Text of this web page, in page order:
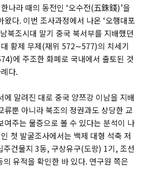
나라 때의 동전인 ‘오수전(五銖錢)’을
왔다. 이번 조사과정에서 나온 ‘오행대포
북조시대 말기 중국 북서부를 지배했던
황제 무제(재위 572∼577)의 치세기
에 주조한 화폐로 국내에서 출토된 것
다.
에 알려진 대로 중국 양쯔강 이남을 지배
류뿐 아니라 북조의 정권과도 상당한 교
여주는 물증으로 볼 수 있다는 분석이 나
첫 발굴조사에서는 백제 대형 석축 저
주건물지 3동, 구상유구(도랑) 1기, 조선
유적을 확인한 바 있다. 연구원 쪽은